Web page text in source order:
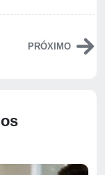
PRÓXIMO